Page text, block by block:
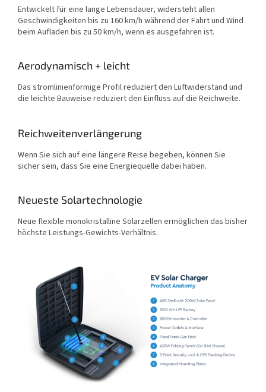
Entwickelt für eine lange Lebensdauer, widersteht allen
Geschwindigkeiten bis zu 160 km/h während der Fahrt und Wind
beim Aufladen bis zu 50 km/h, wenn es ausgefahren ist.
Aerodynamisch + leicht
Das stromlinienförmige Profil reduziert den Luftwiderstand und
die leichte Bauweise reduziert den Einfluss auf die Reichweite.
Reichweitenverlängerung
Wenn Sie sich auf eine längere Reise begeben, können Sie
sicher sein, dass Sie eine Energiequelle dabei haben.
Neueste Solartechnologie
Neue flexible monokristalline Solarzellen ermöglichen das bisher
höchste Leistungs-Gewichts-Verhältnis.